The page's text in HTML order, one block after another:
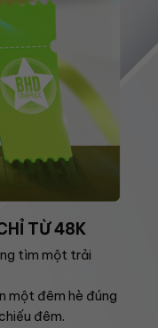
TỪ 48K
tìm một trải
một đêm hè đúng
đêm.